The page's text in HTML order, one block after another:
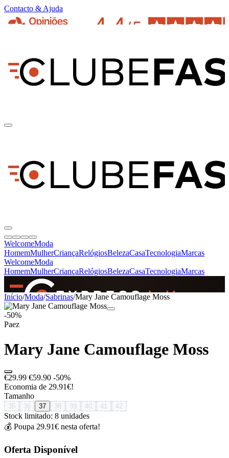
Contacto & Ajuda
WelcomeModa
HomemMulherCriançaRelógiosBelezaCasaTecnologiaMarcas
WelcomeModa
HomemMulherCriançaRelógiosBelezaCasaTecnologiaMarcas
SINCE 2005
Início/Moda/Sabrinas/Mary Jane Camouflage Moss
-50%
Paez
Mary Jane Camouflage Moss
€29.99 €59.90 -50%
Economia de 29.91€!
Tamanho
35 36 37 38 39 40 41 42
Stock limitado: 8 unidades
💰 Poupa 29.91€ nesta oferta!
Oferta Disponível